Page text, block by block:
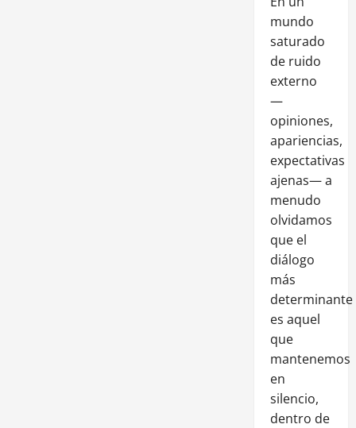
mundo
saturado
de ruido
externo
—
opiniones,
apariencias,
expectativas
ajenas— a
menudo
olvidamos
que el
diálogo
más
determinante
es aquel
que
mantenemos
en
silencio,
dentro de